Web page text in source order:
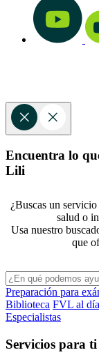
Encuentra lo
Lili
¿Buscas un
salud o
Usa nuestro
que
Preparación para
Biblioteca FVL al día
Especialistas
Servicios para ti